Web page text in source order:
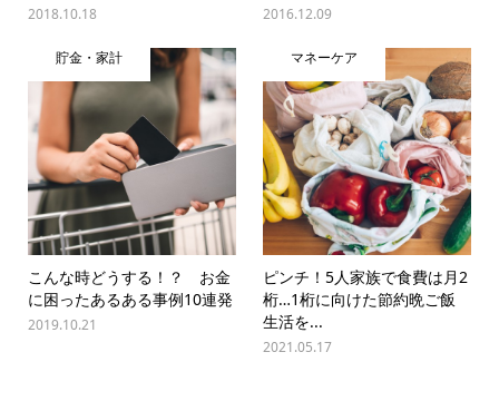
2018.10.18 2016.12.09
貯金・家計
こんな時どうする！？ お金
に困ったあるある事例10連発
2019.10.21
マネーケア
ピンチ！5人家族で食費は月2
桁…1桁に向けた節約晩ご飯
生活を...
2021.05.17